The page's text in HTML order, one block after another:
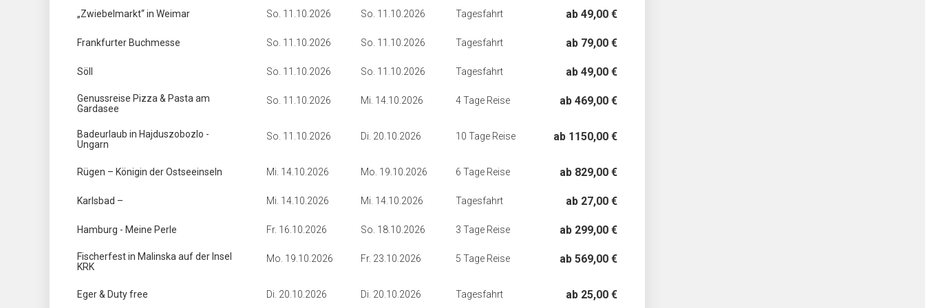
„Zwiebelmarkt“ in Weimar So. 11.10.2026 So. 11.10.2026 Tagesfahrt ab 49,00 €
Frankfurter Buchmesse So. 11.10.2026 So. 11.10.2026 Tagesfahrt ab 79,00 €
Söll So. 11.10.2026 So. 11.10.2026 Tagesfahrt ab 49,00 €
Genussreise Pizza & Pasta am
Gardasee
So. 11.10.2026 Mi. 14.10.2026 4 Tage Reise ab 469,00 €
Badeurlaub in Hajduszobozlo -
Ungarn
So. 11.10.2026 Di. 20.10.2026 10 Tage Reise ab 1150,00 €
Rügen – Königin der Ostseeinseln Mi. 14.10.2026 Mo. 19.10.2026 6 Tage Reise ab 829,00 €
Karlsbad – Mi. 14.10.2026 Mi. 14.10.2026 Tagesfahrt ab 27,00 €
Hamburg - Meine Perle Fr. 16.10.2026 So. 18.10.2026 3 Tage Reise ab 299,00 €
Fischerfest in Malinska auf der Insel
KRK
Mo. 19.10.2026 Fr. 23.10.2026 5 Tage Reise ab 569,00 €
Eger & Duty free Di. 20.10.2026 Di. 20.10.2026 Tagesfahrt ab 25,00 €